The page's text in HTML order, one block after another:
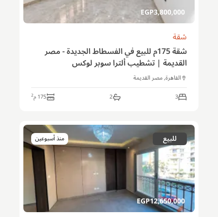
3,800,000
EGP
شقة
شقة 175م للبيع في الفسطاط الجديدة - مصر
القديمة | تشطيب ألترا سوبر لوكس
القاهرة, مصر القديمة
3
2
175م2
للبيع منذ أسبوعين
12,650,000
EGP